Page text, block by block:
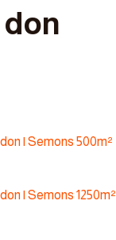
don
| Semons 500m²
| Semons 1250m²